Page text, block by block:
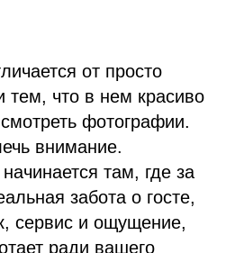
от просто
тем, что в нем красиво
фотографии.
внимание.
там, где за
забота о госте,
сервис и ощущение,
ради вашего